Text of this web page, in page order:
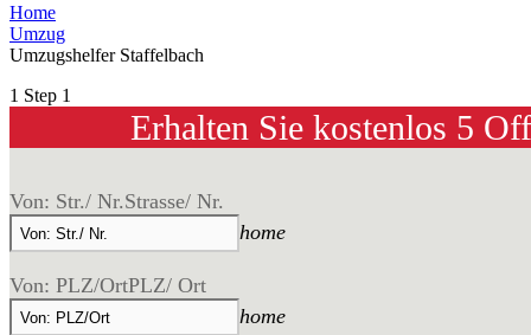
Home
Umzug
Umzugshelfer Staffelbach
1 Step 1
Erhalten Sie kostenlos 5
Von: Str./ Nr.Strasse/ Nr.
home
Von: PLZ/OrtPLZ/ Ort
home